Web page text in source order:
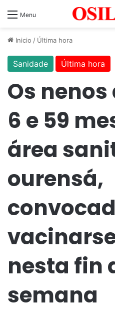
Menu
Inicio / Última hora
Sanidade Última hora
Os
6 e 59
área
ourensá,
nesta fin
semana